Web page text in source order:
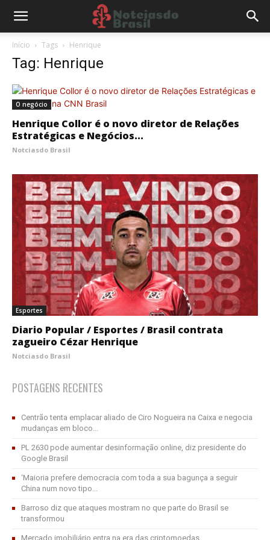
Início Tags Henrique
Tag: Henrique
O negócio
Henrique Collor é o novo diretor de Relações
Estratégicas e Negócios...
Notciasdo Brasil
Esportes
Diario Popular / Esportes / Brasil contrata
zagueiro Cézar Henrique
Notciasdo Brasil
POSTAGENS RECENTES
Centrão tenta emplacar aliado de Ciro Nogueira na Caixa e negocia
mudanças em bloco...
PL 2630 pode aumentar desinformação online, diz presidente do
Google Brasil
‘Maioria prefere democracia com toda a sua bagunça a seguir
China num novo tipo...
Barroso diz que ataques mostram no que parte do Brasil se
transformou
Mercado imobiliário entra na era das criptomoedas